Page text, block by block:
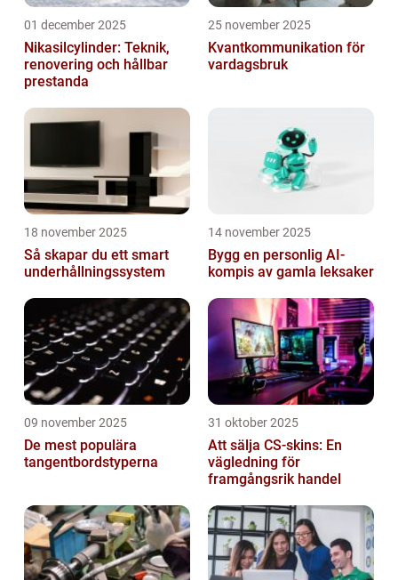
01 december 2025
Nikasilcylinder: Teknik,
renovering och hållbar
prestanda
25 november 2025
Kvantkommunikation för
vardagsbruk
18 november 2025
Så skapar du ett smart
underhållningssystem
14 november 2025
Bygg en personlig AI-
kompis av gamla leksaker
09 november 2025
De mest populära
tangentbordstyperna
31 oktober 2025
Att sälja CS-skins: En
vägledning för
framgångsrik handel